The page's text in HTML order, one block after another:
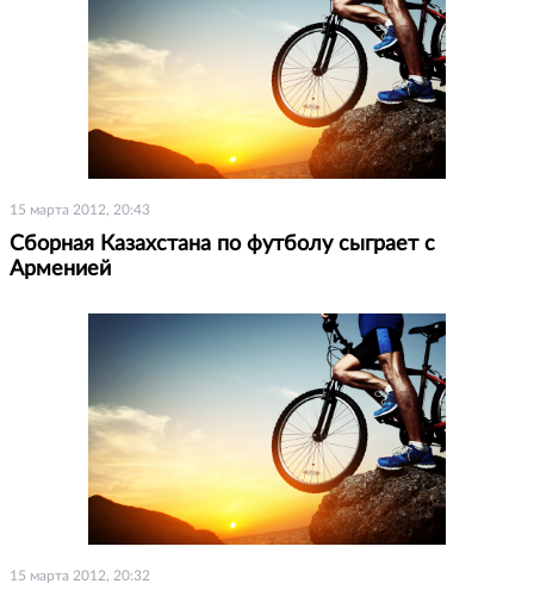
15 марта 2012, 20:43
Сборная Казахстана по футболу сыграет с
Арменией
15 марта 2012, 20:32